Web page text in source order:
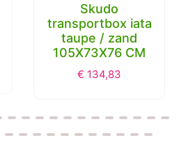
Skudo
transportbox iata
taupe / zand
105X73X76 CM
€ 134,83